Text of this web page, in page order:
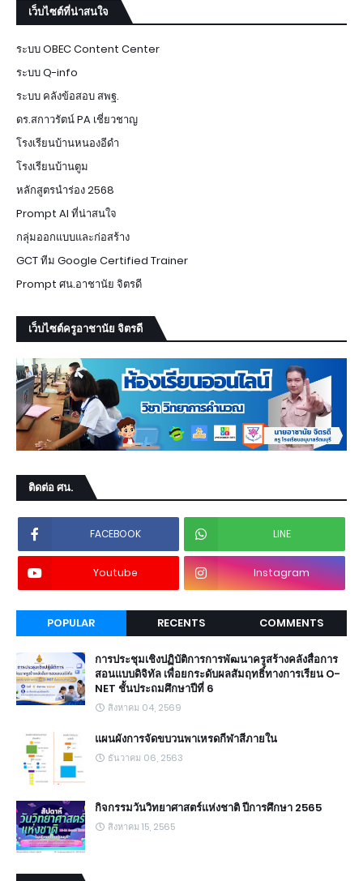
เว็บไซต์ที่น่าสนใจ
ระบบ OBEC Content Center
ระบบ Q-info
ระบบ คลังข้อสอบ สพฐ.
ดร.สกาวรัตน์ PA เชี่ยวชาญ
โรงเรียนบ้านหนองอีดำ
โรงเรียนบ้านตูม
หลักสูตรนำร่อง 2568
Prompt AI ที่น่าสนใจ
กลุ่มออกแบบและก่อสร้าง
GCT ทีม Google Certified Trainer
Prompt ศน.อาชานัย จิตรดี
เว็บไซต์ครูอาชานัย จิตรดี
ติดต่อ ศน.
FACEBOOK LINE
Youtube Instagram
POPULAR RECENTS COMMENTS
การประชุมเชิงปฏิบัติการการพัฒนาครูสร้างคลังสื่อการ
สอนแบบดิจิทัล เพื่อยกระดับผลสัมฤทธิ์ทางการเรียน O-
NET ชั้นประถมศึกษาปีที่ 6
สิงหาคม 04, 2569
แผนผังการจัดขบวนพาเหรดกีฬาสีภายใน
ธันวาคม 06, 2563
กิจกรรมวันวิทยาศาสตร์แห่งชาติ ปีการศึกษา 2565
สิงหาคม 15, 2565